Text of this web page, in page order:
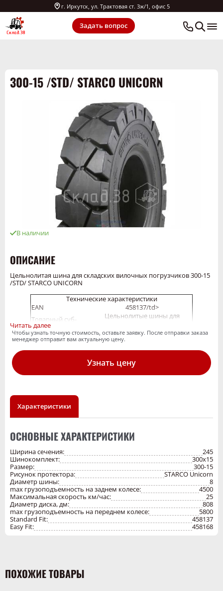
г. Иркутск, ул. Трактовая ст. 3ж/1, офис 5
Задать вопрос
300-15 /STD/ STARCO UNICORN
В наличии
ОПИСАНИЕ
Цельнолитая шина для складских вилочных погрузчиков 300-15
/STD/ STARCO UNICORN
Технические характеристики
EAN
458137/td>
Товарный суб-
сегмент
Цельнолитые шины для
погрузчиков
Тип
шинокомплект
Диаметр обода,
15
обода,дюйм
Наружный
диаметр
Ширина сечения
245
Грузоподъемность
5800 / 25 / Lastrad
давление
Производитель
STARCO GMBH (LANKA)
Цельнолитые шины (гусматик) для вилочных погрузчиков
имеют повышенную ходимость, не боятся проколов, могут
передвигаться по мусору, рассыпанным метизам,
металлической стружке. Из-за своей конструкции шины
обеспечивают слабую амортизацию техники. Поэтому литую
шину 300-15 /STD/ STARCO UNICORN лучше применять на
хороших промышленных полах.
стандарт или замок.
Читать далее
Чтобы узнать точную стоимость, оставьте заявку. После отправки заказа
менеджер отправит вам актуальную цену.
Узнать цену
Характеристики
ОСНОВНЫЕ ХАРАКТЕРИСТИКИ
Ширина сечения:
245
Шинокомплект:
300х15
Размер:
300-15
Рисунок протектора:
STARCO Unicorn
Диаметр шины:
8
max грузоподъемность на заднем колесе:
4500
Максимальная скорость км/час:
25
Диаметр диска, дм:
808
max грузоподъемность на переднем колесе:
5800
Standard Fit:
458137
Easy Fit:
458168
ПОХОЖИЕ ТОВАРЫ